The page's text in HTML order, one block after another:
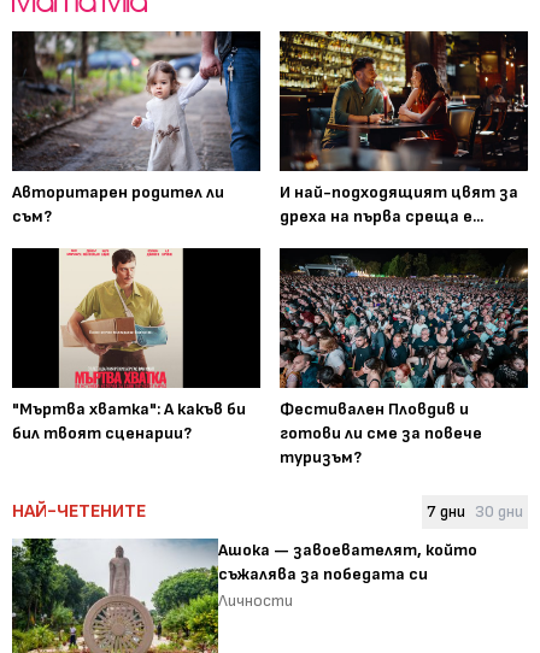
Авторитарен родител ли
съм?
И най-подходящият цвят за
дреха на първа среща е...
"Мъртва хватка": А какъв би
бил твоят сценарии?
Фестивален Пловдив и
готови ли сме за повече
туризъм?
НАЙ-ЧЕТЕНИТЕ 7 дни 30 дни
Ашока — завоевателят, който
съжалява за победата си
Личности